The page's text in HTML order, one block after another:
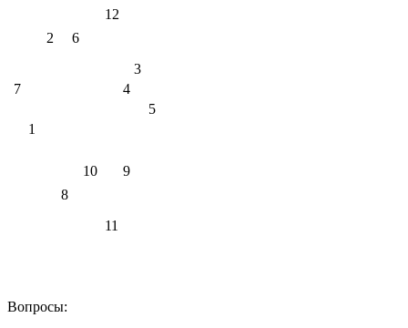
12
2
6
3
7
4
5
1
10
9
8
11
Вопросы: